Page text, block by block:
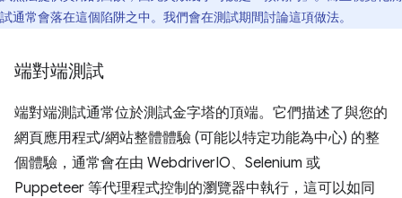
試通常會落在這個陷阱之中。我們會在測試期間討論這項做法。
端對端測試
端對端測試通常位於測試金字塔的頂端。它們描述了與您的
網頁應用程式/網站整體體驗 (可能以特定功能為中心) 的整
個體驗，通常會在由 WebdriverIO、Selenium 或
Puppeteer 等代理程式控制的瀏覽器中執行，這可以如同